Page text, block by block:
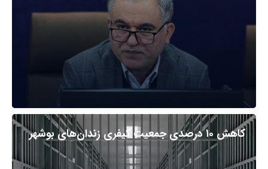
کاهش ۱۰ درصدی جمعیت کیفری زندان‌های بوشهر